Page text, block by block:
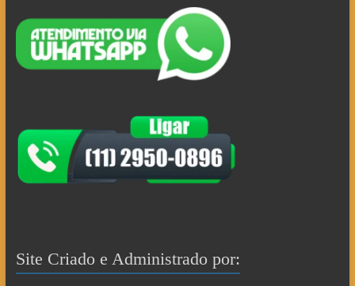
Site Criado e Administrado por: